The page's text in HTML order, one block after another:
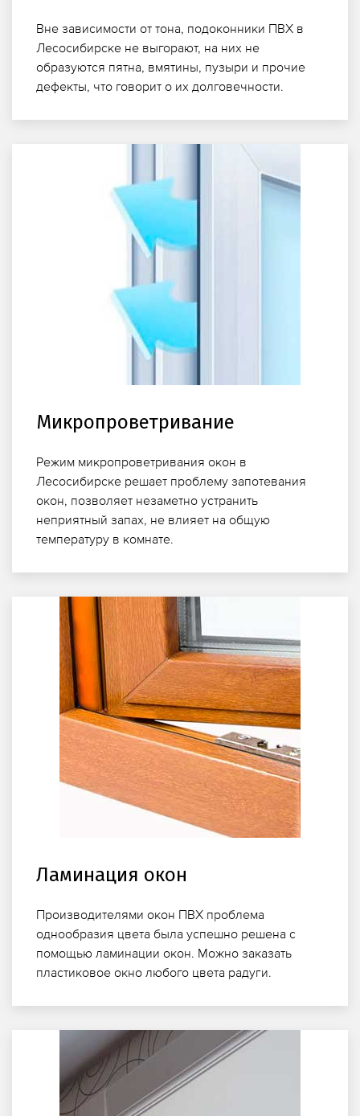
Вне зависимости от тона, подоконники ПВХ в
Лесосибирске не выгорают, на них не
образуются пятна, вмятины, пузыри и прочие
дефекты, что говорит о их долговечности.
Микропроветривание
Режим микропроветривания окон в
Лесосибирске решает проблему запотевания
окон, позволяет незаметно устранить
неприятный запах, не влияет на общую
температуру в комнате.
Ламинация окон
Производителями окон ПВХ проблема
однообразия цвета была успешно решена с
помощью ламинации окон. Можно заказать
пластиковое окно любого цвета радуги.